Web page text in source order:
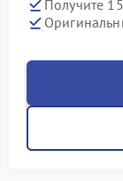
Получите